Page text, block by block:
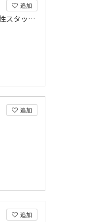
追加
バイクの高価買取、下取りなんでもおまかせ下さい！！女性スタッフ緊急募集中です。
追加
追加